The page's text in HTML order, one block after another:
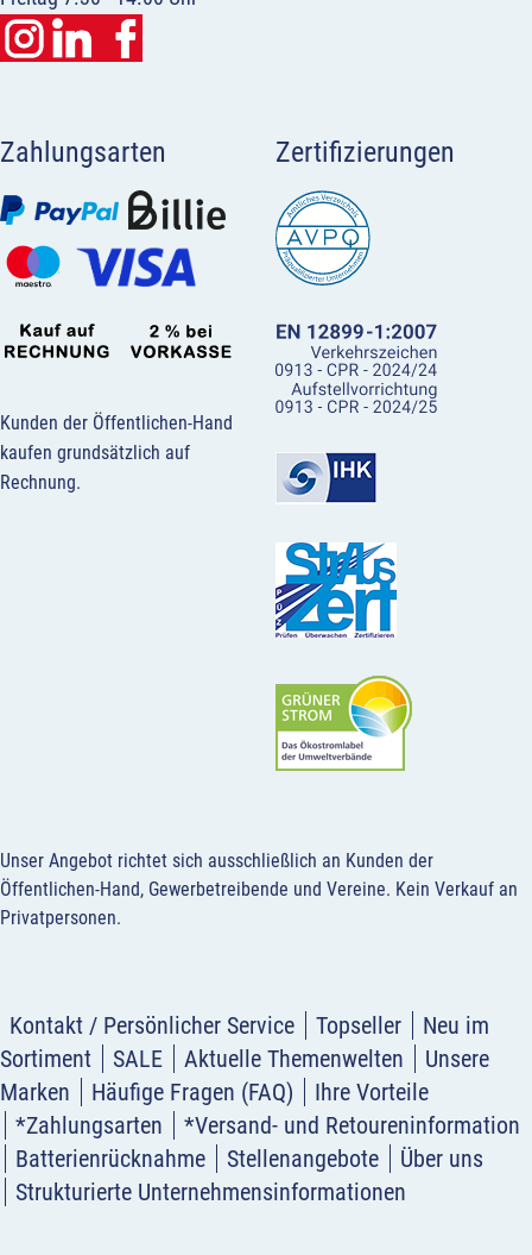
Zahlungsarten
Kunden der Öffentlichen-Hand
kaufen grundsätzlich auf
Rechnung.
Zertifizierungen
Unser Angebot richtet sich ausschließlich an Kunden der
Öffentlichen-Hand, Gewerbetreibende und Vereine. Kein Verkauf an
Privatpersonen.
Kontakt / Persönlicher Service Topseller
Neu im
Sortiment
SALE Aktuelle Themenwelten
Unsere
Marken
Häufige Fragen (FAQ)
Ihre Vorteile
*Zahlungsarten
*Versand- und Retoureninformation
Batterienrücknahme
Stellenangebote
Über uns
Strukturierte Unternehmensinformationen